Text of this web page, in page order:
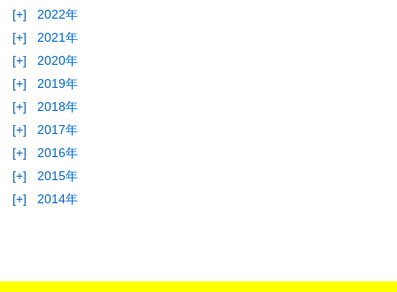
[+]
2022年
[+]
2021年
[+]
2020年
[+]
2019年
[+]
2018年
[+]
2017年
[+]
2016年
[+]
2015年
[+]
2014年